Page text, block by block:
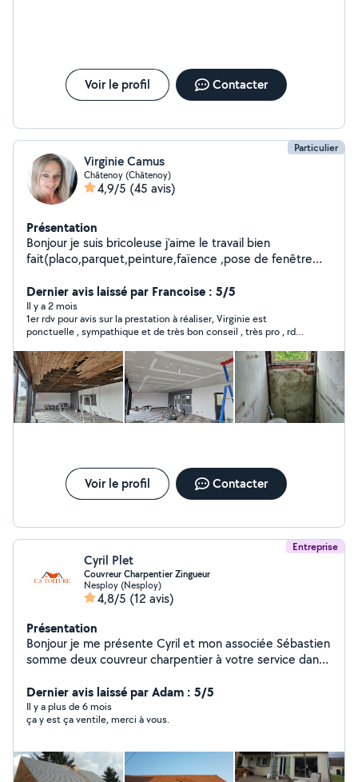
Voir le profil Contacter
Particulier
Virginie Camus
Châtenoy (Châtenoy)
4,9/5 (45 avis)
Présentation
Bonjour je suis bricoleuse j'aime le travail bien
fait(placo,parquet,peinture,faïence ,pose de fenêtre
Dernier avis laissé par Francoise : 5/5
Il y a 2 mois
1er rdv pour avis sur la prestation à réaliser, Virginie est
ponctuelle , sympathique et de très bon conseil , très pro , rdv
Voir le profil Contacter
Entreprise
Cyril Plet
Couvreur Charpentier Zingueur
Nesploy (Nesploy)
4,8/5 (12 avis)
Présentation
Bonjour je me présente Cyril et mon associée Sébastien
somme deux couvreur charpentier à votre service dans
Demoussage ou lavage de toiture façade terrasse -
Gouttière, zinguerie, abergement de cheminée,tuile,
ardoise, zinc etc -Velux rénovation ou création -
-Élagage d'arbre -isolation Retrouvé nous sur notre site
internet cstoiture et nos réseaux sociaux Facebook
Dernier avis laissé par Adam : 5/5
Il y a plus de 6 mois
ça y est ça ventile, merci à vous.